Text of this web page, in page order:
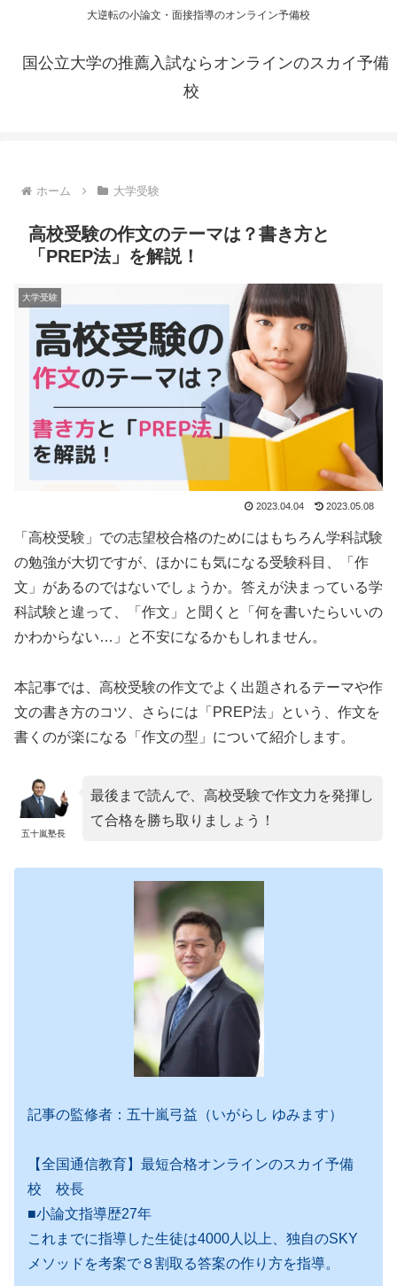
大逆転の小論文・面接指導のオンライン予備校
国公立大学の推薦入試ならオンラインのスカイ予備
校
ホーム 大学受験
高校受験の作文のテーマは？書き方と
「PREP法」を解説！
大学受験
2023.04.04 2023.05.08
「高校受験」での志望校合格のためにはもちろん学科試験
の勉強が大切ですが、ほかにも気になる受験科目、「作
文」があるのではないでしょうか。答えが決まっている学
科試験と違って、「作文」と聞くと「何を書いたらいいの
かわからない…」と不安になるかもしれません。
本記事では、高校受験の作文でよく出題されるテーマや作
文の書き方のコツ、さらには「PREP法」という、作文を
書くのが楽になる「作文の型」について紹介します。
五十嵐塾長
最後まで読んで、高校受験で作文力を発揮し
て合格を勝ち取りましょう！
記事の監修者：五十嵐弓益（いがらし ゆみます）
【全国通信教育】最短合格オンラインのスカイ予備
校 校長
■小論文指導歴27年
これまでに指導した生徒は4000人以上、独自のSKY
メソッドを考案で８割取る答案の作り方を指導。